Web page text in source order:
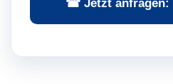
☎ Jetzt anfragen: